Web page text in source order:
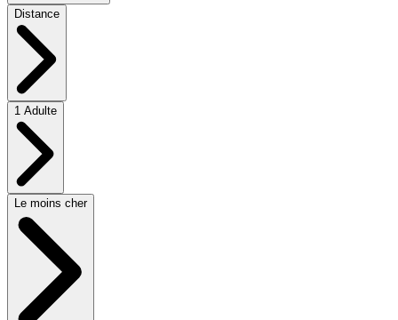
Distance
1 Adulte
Le moins cher